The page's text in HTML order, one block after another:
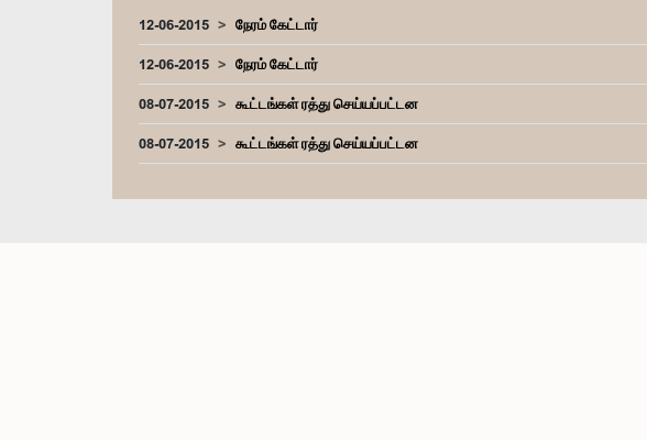
12-06-2015
நேரம் கேட்டார்
12-06-2015
நேரம் கேட்டார்
08-07-2015
கூட்டங்கள் ரத்து செய்யப்பட்டன
08-07-2015
கூட்டங்கள் ரத்து செய்யப்பட்டன